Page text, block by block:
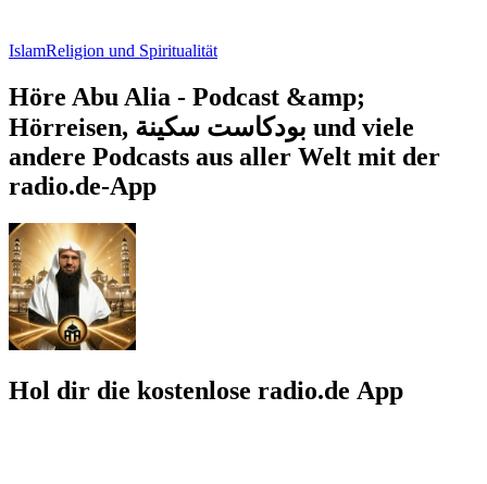
IslamReligion und Spiritualität
Höre Abu Alia - Podcast &amp;
Hörreisen, بودكاست سكينة und viele
andere Podcasts aus aller Welt mit der
radio.de-App
Hol dir die kostenlose radio.de App